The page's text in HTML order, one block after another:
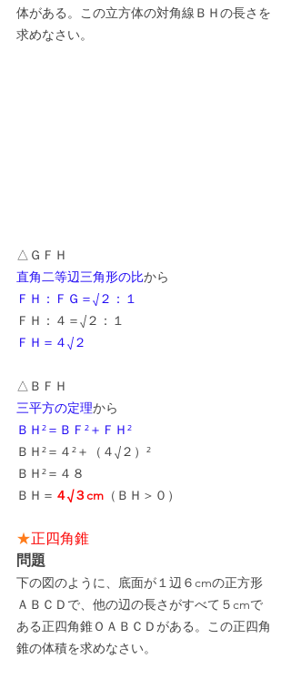
体がある。この立方体の対角線ＢＨの長さを
求めなさい。
△ＧＦＨ
直角二等辺三角形の比から
ＦＨ：ＦＧ＝√２：１
ＦＨ：４＝√２：１
ＦＨ＝４√２
△ＢＦＨ
三平方の定理から
ＢＨ²＝ＢＦ²＋ＦＨ²
ＢＨ²＝４²＋（４√２）²
ＢＨ²＝４８
ＢＨ＝ ４√３cm （ＢＨ＞０）
★正四角錐
問題
下の図のように、底面が１辺６cmの正方形
ＡＢＣＤで、他の辺の長さがすべて５cmで
ある正四角錐ＯＡＢＣＤがある。この正四角
錐の体積を求めなさい。